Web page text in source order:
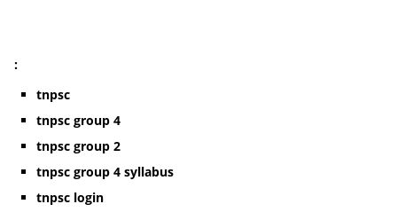
:
tnpsc
tnpsc group 4
tnpsc group 2
tnpsc group 4 syllabus
tnpsc login